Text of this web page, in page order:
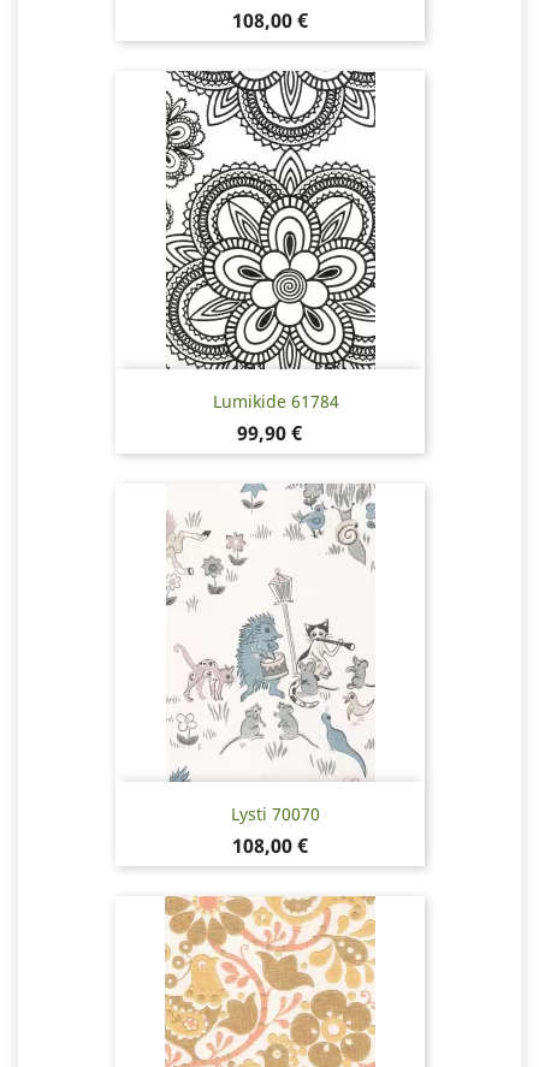
Hinta
108,00 €
Lumikide 61784
Hinta
99,90 €
Lysti 70070
Hinta
108,00 €